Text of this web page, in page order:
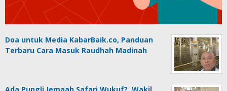
Doa untuk Media KabarBaik.co, Panduan
Terbaru Cara Masuk Raudhah Madinah
Ada Pungli Jemaah Safari Wukuf?, Wakil